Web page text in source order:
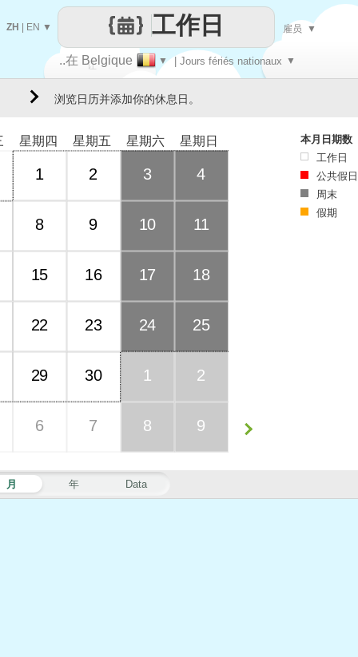
让
..在 Belgique ▼ | Jours fériés nationaux ▼
工作日
ZH EN ▼ 雇员 ▼
浏览日历并添加你的休息日。
月 年 Data
星期四 星期五 星期六 星期日
1 2 3 4
8 9 10 11
15 16 17 18
22 23 24 25
29 30 1 2
6 7 8 9
本月日期数
工作日
公共假日
周末
假期